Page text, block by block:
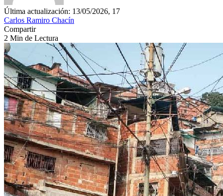
Última actualización: 13/05/2026, 17
Carlos Ramiro Chacín
Compartir
2 Min de Lectura